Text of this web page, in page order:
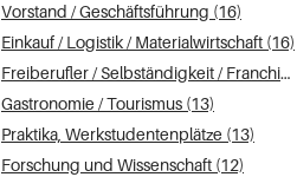
Vorstand / Geschäftsführung (16)
Einkauf / Logistik / Materialwirtschaft (16)
Freiberufler / Selbständigkeit / Franchise (16)
Gastronomie / Tourismus (13)
Praktika, Werkstudentenplätze (13)
Forschung und Wissenschaft (12)